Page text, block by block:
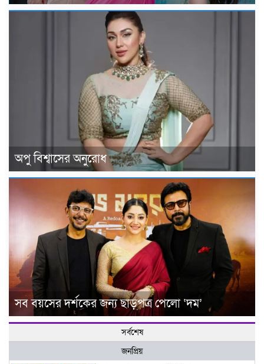
অপু বিশ্বাসের অনুরোধ
সব বয়সের দর্শকের জন্য ছাড়পত্র পেলো ‘দম’
সর্বশেষ
জনপ্রিয়